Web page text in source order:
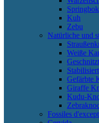
Springbok
Kuh
Zebu
Natürliche und
Weiße
Gefärbte
Giraffe
Kudu-
Fossiles